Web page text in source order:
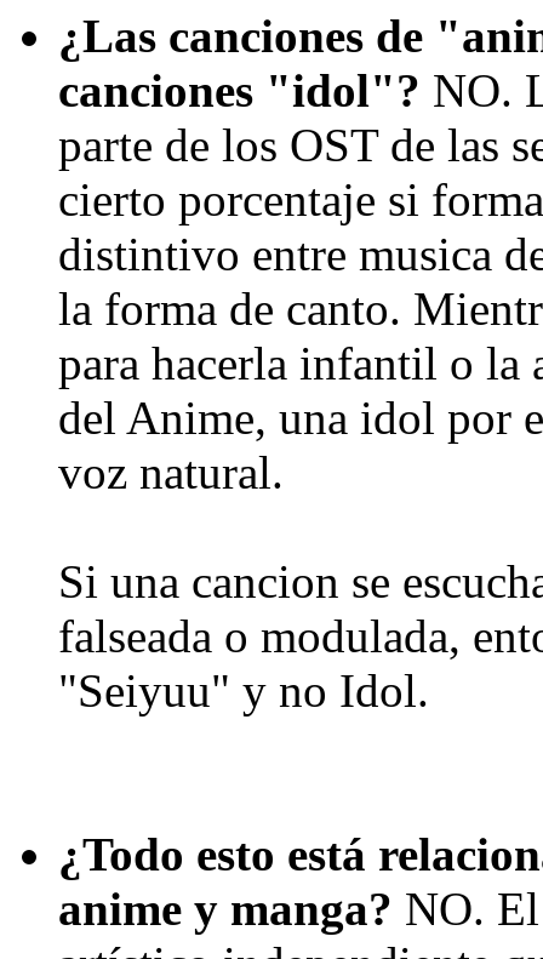
¿Las canciones de
canciones "idol"? NO.
parte de los OST de las
cierto porcentaje si
distintivo entre musica
la forma de canto.
para hacerla infantil o la
del Anime, una idol por
voz natural.
Si una cancion se
falseada o modulada,
"Seiyuu" y no Idol.
¿Todo esto está
anime y manga? NO.